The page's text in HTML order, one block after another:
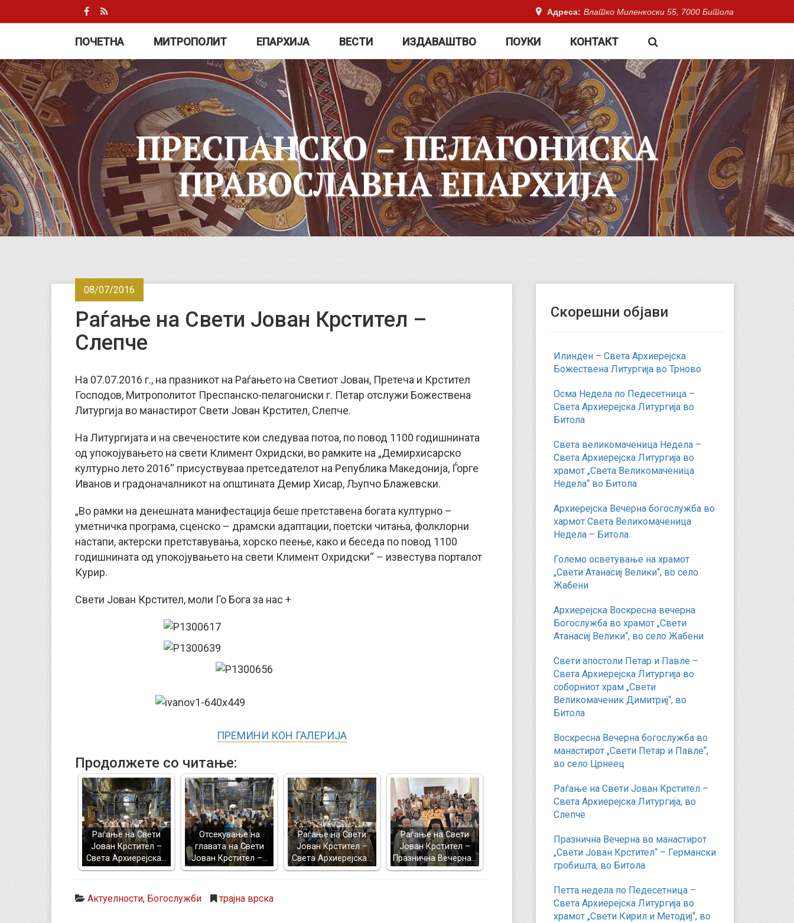
Адреса: Влатко Миленкоски 55, 7000 Битола
ПОЧЕТНА МИТРОПОЛИТ ЕПАРХИЈА ВЕСТИ ИЗДАВАШТВО ПОУКИ КОНТАКТ
ПРЕСПАНСКО – ПЕЛАГОНИСКА
ПРАВОСЛАВНА ЕПАРХИЈА
08/07/2016
Раѓање на Свети Јован Крстител –
Слепче
На 07.07.2016 г., на празникот на Раѓањето на Светиот Јован, Претеча и Крстител
Господов, Митрополитот Преспанско-пелагониски г. Петар отслужи Божествена
Литургија во манастирот Свети Јован Крстител, Слепче.
На Литургијата и на свеченостите кои следуваа потоа, по повод 1100 годишнината
од упокојувањето на свети Климент Охридски, во рамките на „Демирхисарско
културно лето 2016“ присуствуваа претседателот на Република Македонија, Ѓорге
Иванов и градоначалникот на општината Демир Хисар, Љупчо Блажевски.
„Во рамки на денешната манифестација беше претставена богата културно –
уметничка програма, сценско – драмски адаптации, поетски читања, фолклорни
настапи, актерски претставувања, хорско пеење, како и беседа по повод 1100
годишнината од упокојувањето на свети Климент Охридски“ – известува порталот
Курир.
Свети Јован Крстител, моли Го Бога за нас +
ПРЕМИНИ КОН ГАЛЕРИЈА
Продолжете со читање:
Раѓање на Свети
Јован Крстител –
Света Архиерејска…
Отсекување на
главата на Свети
Јован Крстител –…
Раѓање на Свети
Јован Крстител –
Света Архиерејска…
Раѓање на Свети
Јован Крстител –
Празнична Вечерна…
Актуелности, Богослужби трајна врска
Скорешни објави
Илинден – Света Архиерејска
Божествена Литургија во Трново
Осма Недела по Педесетница –
Света Архиерејска Литургија во
Битола
Света великомаченица Недела –
Света Архиерејска Литургија во
храмот „Света Великомаченица
Недела“ во Битола
Архиерејска Вечерна богослужба во
хармот Света Великомаченица
Недела – Битола
Големо осветување на храмот
„Свети Атанасиј Велики“, во село
Жабени
Архиерејска Воскресна вечерна
Богослужба во храмот „Свети
Атанасиј Велики“, во село Жабени
Свети апостоли Петар и Павле –
Света Архиерејска Литургија во
соборниот храм „Свети
Великомаченик Димитриј“, во
Битола
Воскресна Вечерна богослужба во
манастирот „Свети Петар и Павле“,
во село Црнеец
Раѓање на Свети Јован Крстител –
Света Архиерејска Литургија, во
Слепче
Празнична Вечерна во манастирот
„Свети Јован Крстител“ – Германски
гробишта, во Битола
Петта недела по Педесетница –
Света Архиерејска Литургија во
храмот „Свети Кирил и Методиј“, во